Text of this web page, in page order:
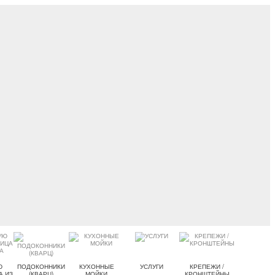
ПОДОКОННИКИ
КУХОННЫЕ
УСЛУГИ
КРЕПЕЖИ /